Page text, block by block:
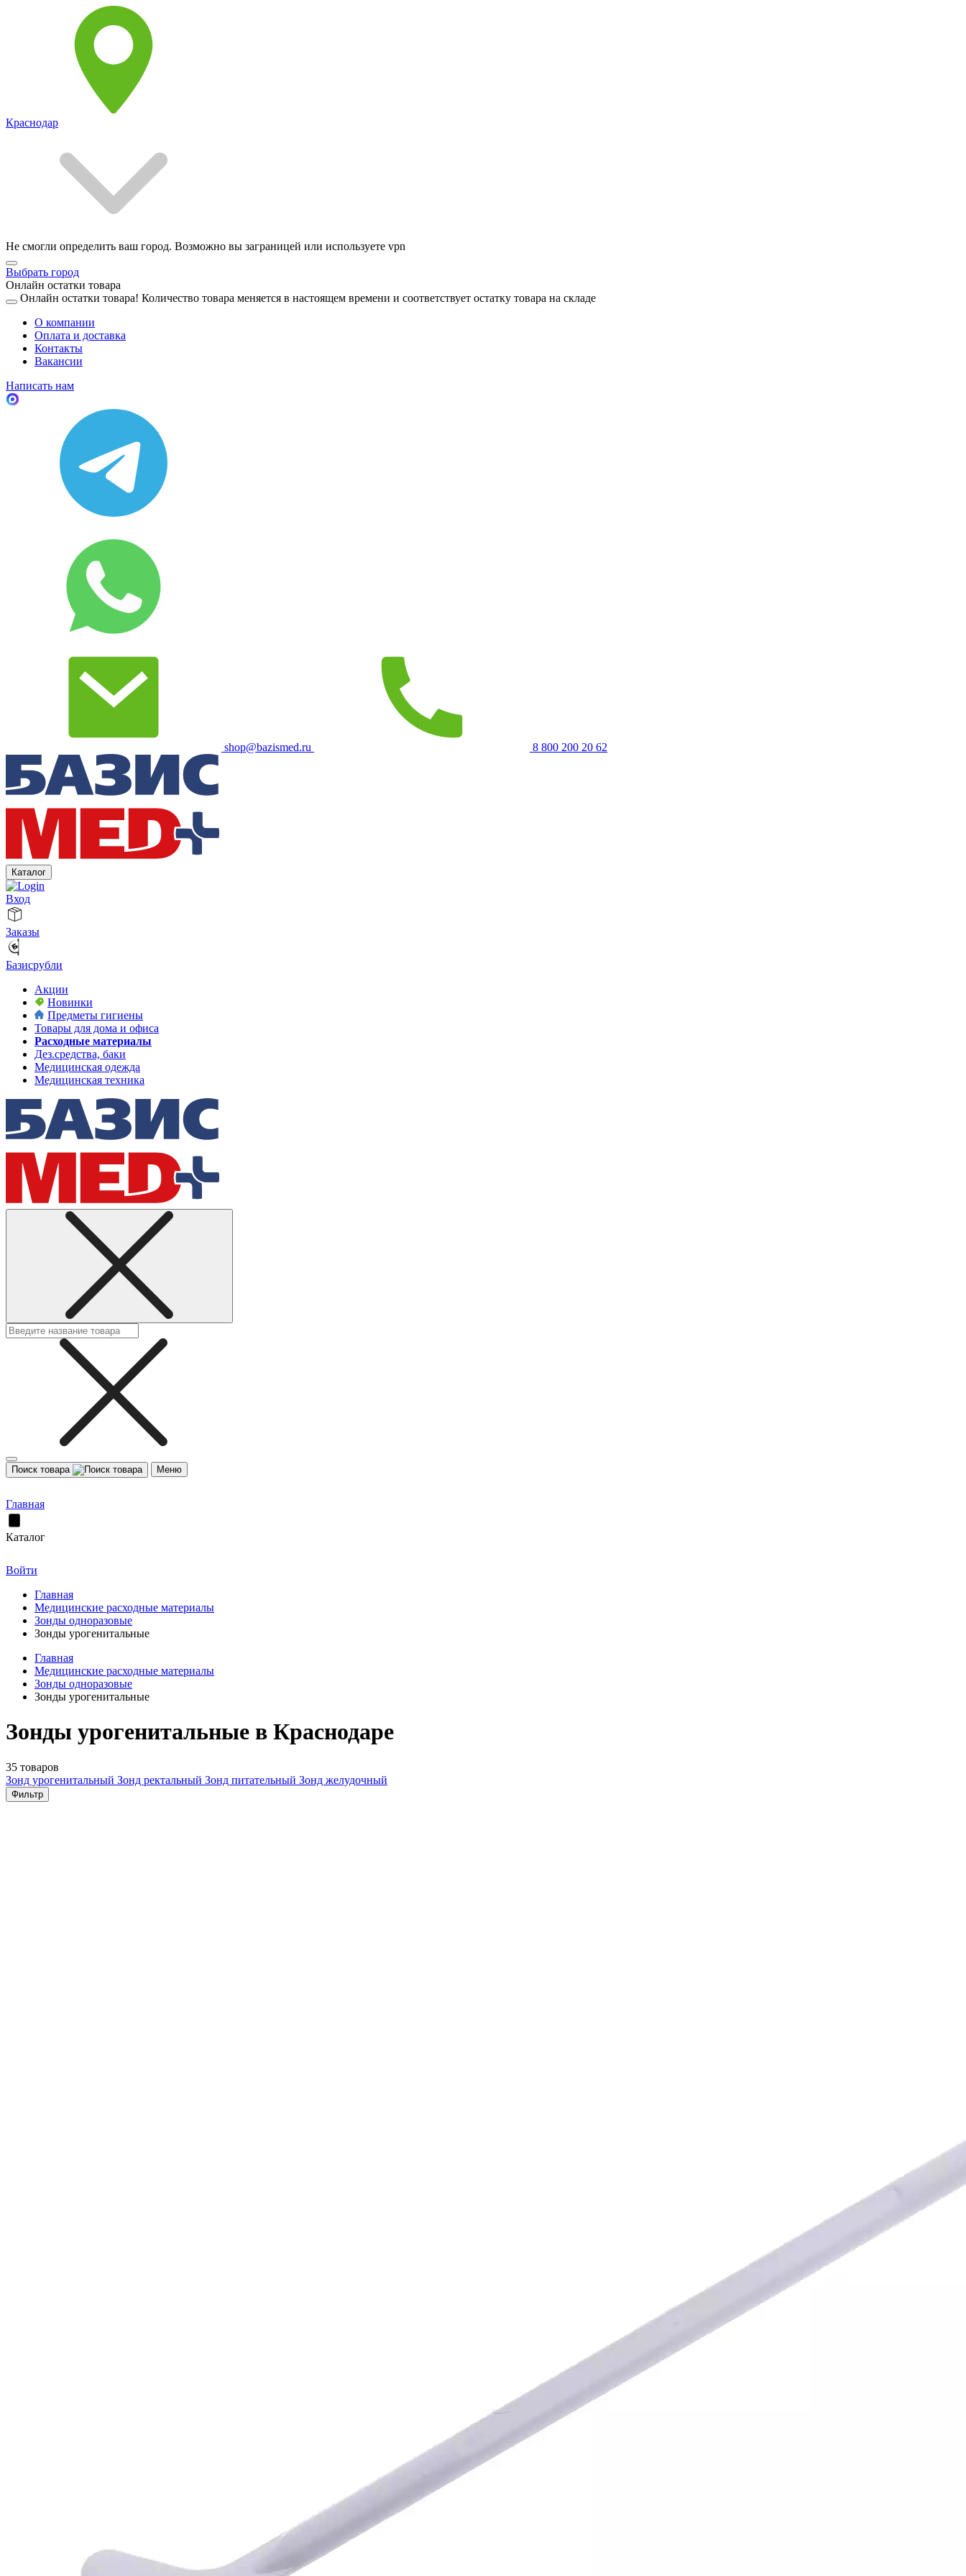
Краснодар
Не смогли определить ваш город. Возможно вы заграницей или используете vpn
Выбрать город
Онлайн остатки товара
Онлайн остатки товара! Количество товара меняется в настоящем времени и соответствует остатку товара на складе
О компании
Оплата и доставка
Контакты
Вакансии
Написать нам
shop@bazismed.ru 8 800 200 20 62
Каталог
Вход
Заказы
Базисрубли
Акции
Новинки
Предметы гигиены
Товары для дома и офиса
Расходные материалы
Дез.средства, баки
Медицинская одежда
Медицинская техника
Поиск товара Меню
Главная
Каталог
Войти
Главная
Медицинские расходные материалы
Зонды одноразовые
Зонды урогенитальные
Главная
Медицинские расходные материалы
Зонды одноразовые
Зонды урогенитальные
Зонды урогенитальные в Краснодаре
35 товаров
Зонд урогенитальный Зонд ректальный Зонд питательный Зонд желудочный
Фильтр